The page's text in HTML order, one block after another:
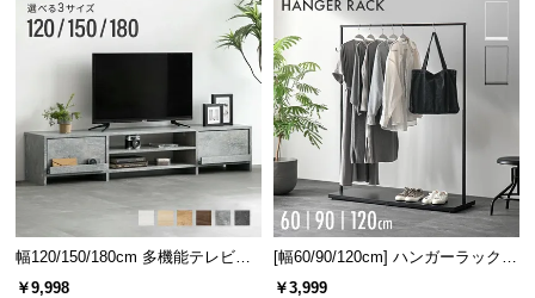
幅120/150/180cm 多機能テレビボ
ード 木目/石目調 オープン収納・
￥9,998
[幅60/90/120cm] ハンガーラック
スチール 4段階高さ調節 サイドフ
￥3,999